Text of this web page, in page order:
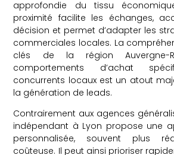
approfondie du tissu
proximité facilite les échanges,
décision et permet d’adapter les
commerciales locales. La
clés de la région Auvergne-
comportements d’achat
concurrents locaux est un atout
la génération de leads.
Contrairement aux agences
indépendant à Lyon propose une
personnalisée, souvent plus
coûteuse. Il peut ainsi prioriser